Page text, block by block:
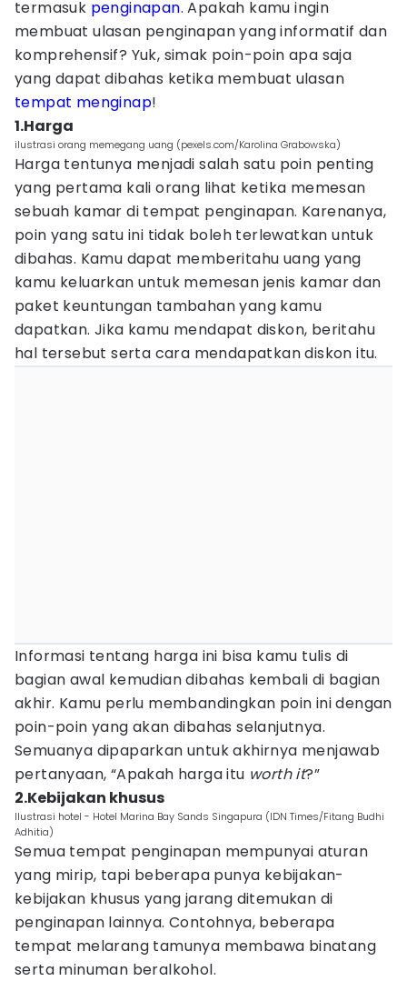
termasuk penginapan. Apakah kamu ingin
membuat ulasan penginapan yang informatif dan
komprehensif? Yuk, simak poin-poin apa saja
yang dapat dibahas ketika membuat ulasan
tempat menginap!
1.Harga
ilustrasi orang memegang uang (pexels.com/Karolina Grabowska)
Harga tentunya menjadi salah satu poin penting
yang pertama kali orang lihat ketika memesan
sebuah kamar di tempat penginapan. Karenanya,
poin yang satu ini tidak boleh terlewatkan untuk
dibahas. Kamu dapat memberitahu uang yang
kamu keluarkan untuk memesan jenis kamar dan
paket keuntungan tambahan yang kamu
dapatkan. Jika kamu mendapat diskon, beritahu
hal tersebut serta cara mendapatkan diskon itu.
Informasi tentang harga ini bisa kamu tulis di
bagian awal kemudian dibahas kembali di bagian
akhir. Kamu perlu membandingkan poin ini dengan
poin-poin yang akan dibahas selanjutnya.
Semuanya dipaparkan untuk akhirnya menjawab
pertanyaan, “Apakah harga itu worth it?”
2.Kebijakan khusus
Ilustrasi hotel - Hotel Marina Bay Sands Singapura (IDN Times/Fitang Budhi
Adhitia)
Semua tempat penginapan mempunyai aturan
yang mirip, tapi beberapa punya kebijakan-
kebijakan khusus yang jarang ditemukan di
penginapan lainnya. Contohnya, beberapa
tempat melarang tamunya membawa binatang
serta minuman beralkohol.